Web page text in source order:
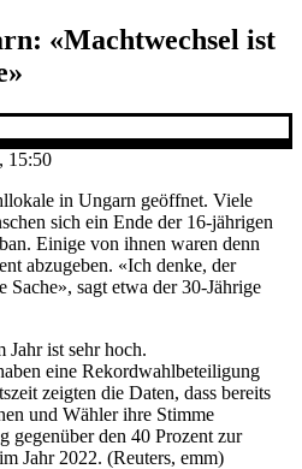
«Machtwechsel ist
15:50
in Ungarn geöffnet. Viele
sich ein Ende der 16-jährigen
Einige von ihnen waren denn
abzugeben. «Ich denke, der
Sache», sagt etwa der 30-Jährige
Jahr ist sehr hoch.
eine Rekordwahlbeteiligung
zeigten die Daten, dass bereits
und Wähler ihre Stimme
gegenüber den 40 Prozent zur
Jahr 2022. (Reuters, emm)